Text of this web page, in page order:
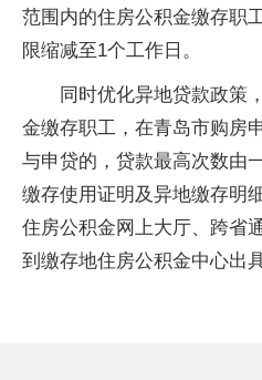
范围内的住房公积金缴存职
限缩减至1个工作日。
同时优化异地贷款政策
金缴存职工，在青岛市购房
与申贷的，贷款最高次数由
缴存使用证明及异地缴存明
住房公积金网上大厅、跨省
到缴存地住房公积金中心出具